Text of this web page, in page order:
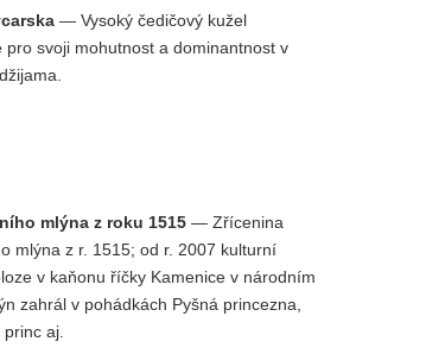
— Vysoký čedičový kužel
svoji mohutnost a dominantnost v
mlýna z roku 1515 — Zřícenina
mlýna z r. 1515; od r. 2007 kulturní
v kaňonu říčky Kamenice v národním
zahrál v pohádkách Pyšná princezna,
aj.